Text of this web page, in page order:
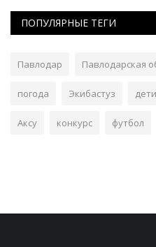
ПОПУЛЯРНЫЕ ТЕГИ
Павлодар Павлодарская
погода Экибастуз дети
Аксу конкурс футбол